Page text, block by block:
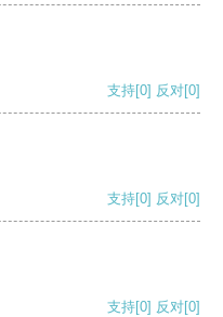
支持[0] 反对[0]
支持[0] 反对[0]
支持[0] 反对[0]